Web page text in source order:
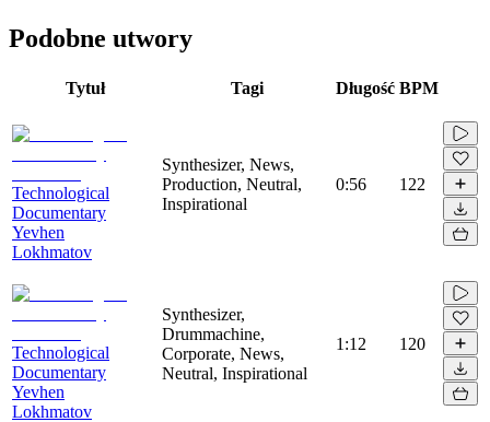
Podobne utwory
Tytuł Tagi Długość BPM
Technological
Documentary
Yevhen
Lokhmatov
Synthesizer, News,
Production, Neutral,
Inspirational
0:56 122
Technological
Documentary
Yevhen
Lokhmatov
Synthesizer,
Drummachine,
Corporate, News,
Neutral, Inspirational
1:12 120